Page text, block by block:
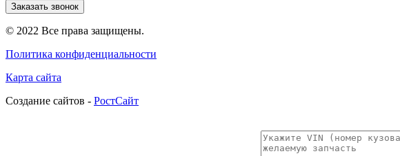
Заказать звонок
© 2022 Все права защищены.
Политика конфиденциальности
Карта сайта
Cоздание сайтов - РостСайт